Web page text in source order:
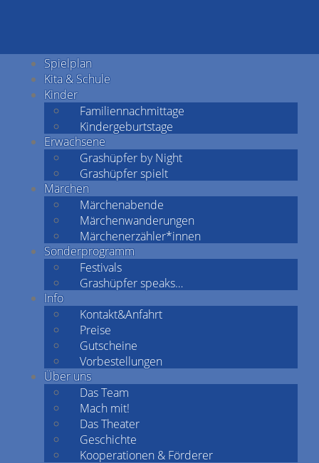
Spielplan
Kita & Schule
Kinder
Familiennachmittage
Kindergeburtstage
Erwachsene
Grashüpfer by Night
Grashüpfer spielt
Märchen
Märchenabende
Märchenwanderungen
Märchenerzähler*innen
Sonderprogramm
Festivals
Grashüpfer speaks…
Info
Kontakt&Anfahrt
Preise
Gutscheine
Vorbestellungen
Über uns
Das Team
Mach mit!
Das Theater
Geschichte
Kooperationen & Förderer